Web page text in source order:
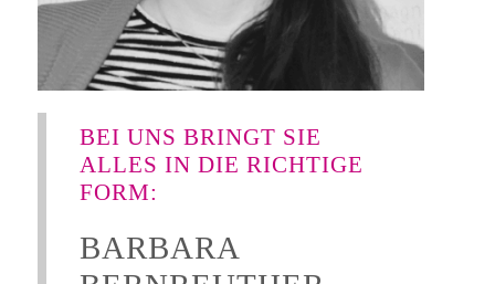
BEI UNS BRINGT SIE
ALLES IN DIE RICHTIGE
FORM:
BARBARA